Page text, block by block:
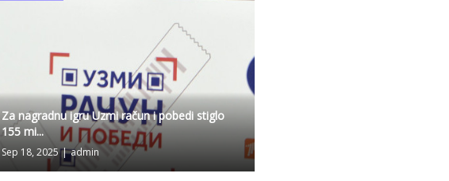
Za nagradnu igru Uzmi račun i pobedi stiglo
155 mi...
Sep 18, 2025 | admin